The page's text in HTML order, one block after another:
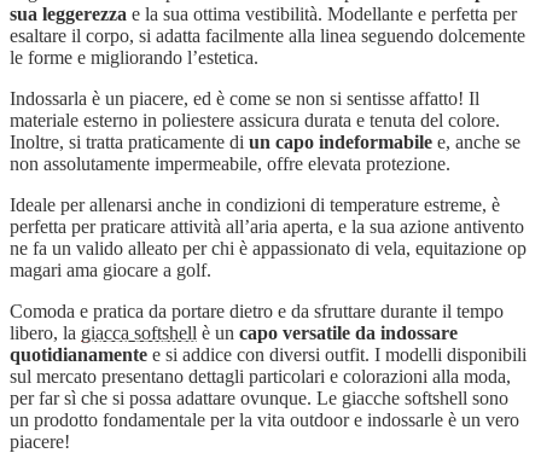
sua leggerezza e la sua ottima vestibilità. Modellante e perfetta per
esaltare il corpo, si adatta facilmente alla linea seguendo dolcemente
le forme e migliorando l’estetica.
Indossarla è un piacere, ed è come se non si sentisse affatto! Il
materiale esterno in poliestere assicura durata e tenuta del colore.
Inoltre, si tratta praticamente di un capo indeformabile e, anche se
non assolutamente impermeabile, offre elevata protezione.
Ideale per allenarsi anche in condizioni di temperature estreme, è
perfetta per praticare attività all’aria aperta, e la sua azione antivento
ne fa un valido alleato per chi è appassionato di vela, equitazione op
magari ama giocare a golf.
Comoda e pratica da portare dietro e da sfruttare durante il tempo
libero, la giacca softshell è un capo versatile da indossare
quotidianamente e si addice con diversi outfit. I modelli disponibili
sul mercato presentano dettagli particolari e colorazioni alla moda,
per far sì che si possa adattare ovunque. Le giacche softshell sono
un prodotto fondamentale per la vita outdoor e indossarle è un vero
piacere!